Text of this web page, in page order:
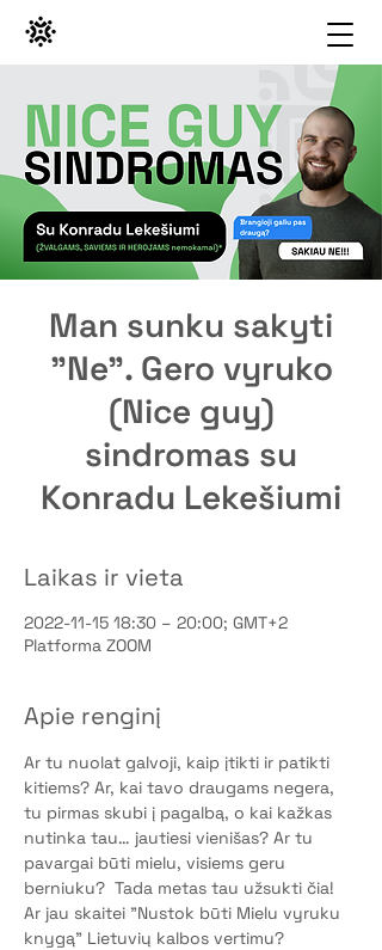
Man sunku sakyti
"Ne". Gero vyruko
(Nice guy)
sindromas su
Konradu Lekešiumi
Laikas ir vieta
2022-11-15 18:30 – 20:00; GMT+2
Platforma ZOOM
Apie renginį
Ar tu nuolat galvoji, kaip įtikti ir patikti
kitiems? Ar, kai tavo draugams negera,
tu pirmas skubi į pagalbą, o kai kažkas
nutinka tau… jautiesi vienišas? Ar tu
pavargai būti mielu, visiems geru
berniuku?  Tada metas tau užsukti čia!
Ar jau skaitei "Nustok būti Mielu vyruku
knygą" Lietuvių kalbos vertimu?